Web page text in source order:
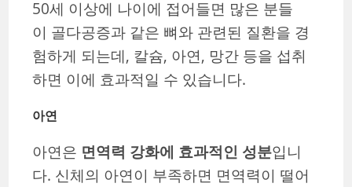
50세 이상에 나이에 접어들면 많은 분들
이 골다공증과 같은 뼈와 관련된 질환을 경
험하게 되는데, 칼슘, 아연, 망간 등을 섭취
하면 이에 효과적일 수 있습니다.
아연
아연은 면역력 강화에 효과적인 성분입니
다. 신체의 아연이 부족하면 면역력이 떨어